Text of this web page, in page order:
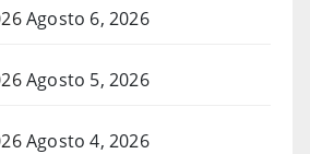
Agosto 6, 2026
Agosto 5, 2026
Agosto 4, 2026